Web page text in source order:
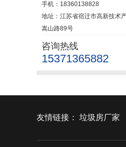
手机：18360138828
地址：江苏省宿迁市高新技术
嵩山路89号
咨询热线
15371365882
友情链接： 垃圾房厂家